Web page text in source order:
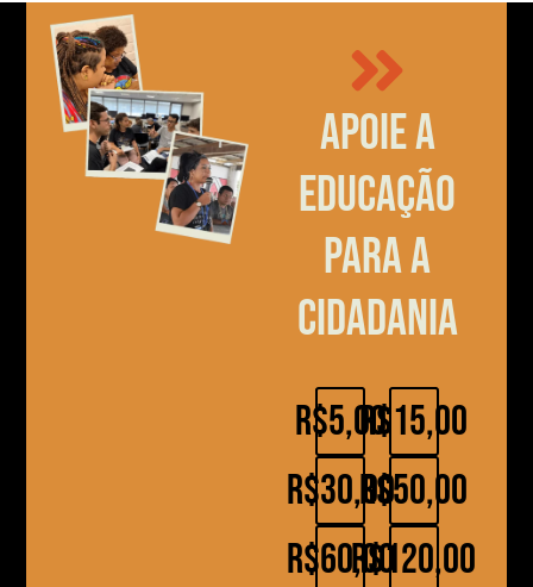
Apoie a
educação
para a
cidadania
R$5,00
R$30,00
R$60,00
R$15,00
R$50,00
R$120,00